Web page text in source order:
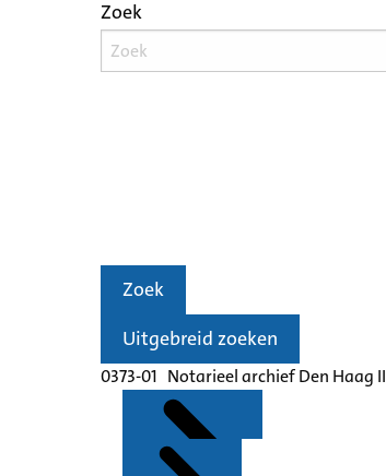
Zoek
Zoek
Uitgebreid zoeken
0373-01 Notarieel archief Den Haag II